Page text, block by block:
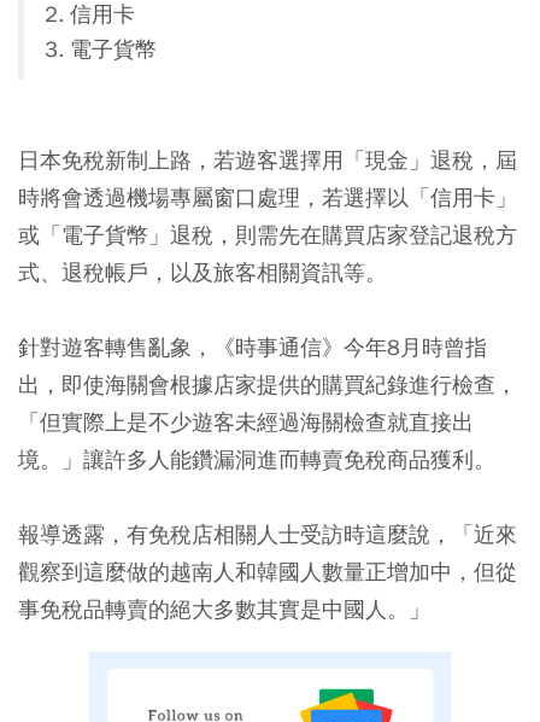
信用卡
電子貨幣
日本免稅新制上路，若遊客選擇用「現金」退稅，屆
時將會透過機場專屬窗口處理，若選擇以「信用卡」
或「電子貨幣」退稅，則需先在購買店家登記退稅方
式、退稅帳戶，以及旅客相關資訊等。
針對遊客轉售亂象，《時事通信》今年8月時曾指
出，即使海關會根據店家提供的購買紀錄進行檢查，
「但實際上是不少遊客未經過海關檢查就直接出
境。」讓許多人能鑽漏洞進而轉賣免稅商品獲利。
報導透露，有免稅店相關人士受訪時這麼說，「近來
觀察到這麼做的越南人和韓國人數量正增加中，但從
事免稅品轉賣的絕大多數其實是中國人。」